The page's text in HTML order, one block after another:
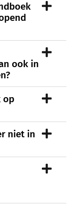
ook in
op
niet in